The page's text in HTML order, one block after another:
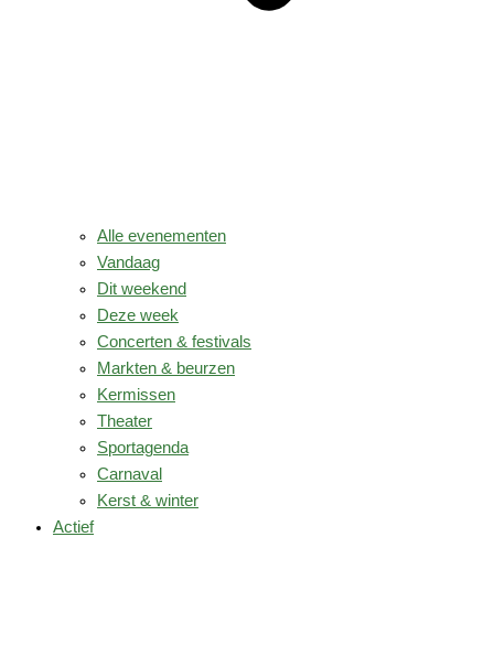
Alle evenementen
Vandaag
Dit weekend
Deze week
Concerten & festivals
Markten & beurzen
Kermissen
Theater
Sportagenda
Carnaval
Kerst & winter
Actief